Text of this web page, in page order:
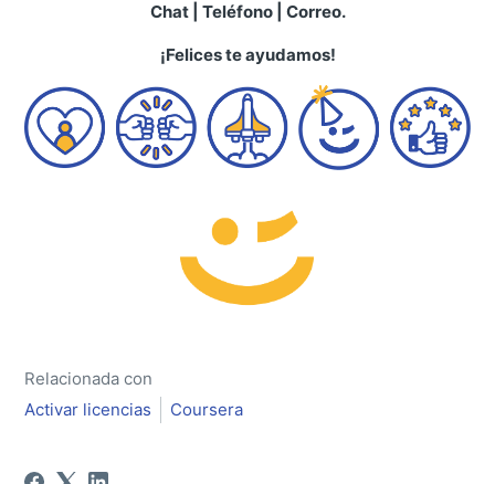
Chat | Teléfono | Correo.
¡Felices te ayudamos!
Relacionada con
Activar licencias
Coursera